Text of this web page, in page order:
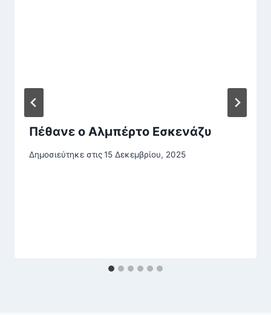
Πέθανε ο Αλμπέρτο Εσκενάζυ
Δημοσιεύτηκε στις15 Δεκεμβρίου, 2025